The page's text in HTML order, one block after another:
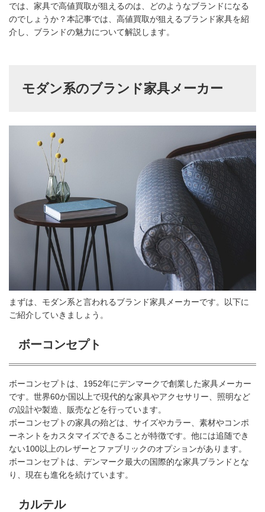
では、家具で高値買取が狙えるのは、どのようなブランドになる
のでしょうか？本記事では、高値買取が狙えるブランド家具を紹
介し、ブランドの魅力について解説します。
モダン系のブランド家具メーカー
まずは、モダン系と言われるブランド家具メーカーです。以下に
ご紹介していきましょう。
ボーコンセプト
ボーコンセプトは、1952年にデンマークで創業した家具メーカー
です。世界60か国以上で現代的な家具やアクセサリー、照明など
の設計や製造、販売などを行っています。
ボーコンセプトの家具の殆どは、サイズやカラー、素材やコンポ
ーネントをカスタマイズできることが特徴です。他には追随でき
ない100以上のレザーとファブリックのオプションがあります。
ボーコンセプトは、デンマーク最大の国際的な家具ブランドとな
り、現在も進化を続けています。
カルテル